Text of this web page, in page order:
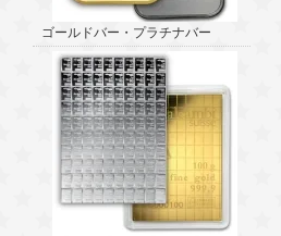
ゴールドバー・プラチナバー